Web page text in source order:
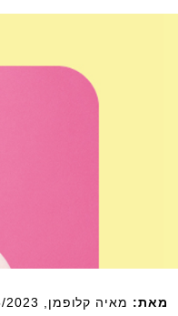
מאת: מאיה קלופמן